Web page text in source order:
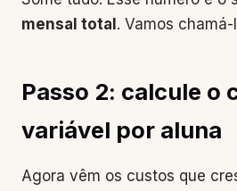
mensal total . Vamos chamá-
Passo 2: calcule o
variável por aluna
Agora vêm os custos que